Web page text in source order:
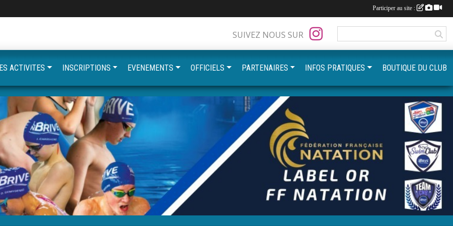
SUIVEZ NOUS SUR
ACTIVITES INSCRIPTIONS EVENEMENTS OFFICIELS PARTENAIRES INFOS PRATIQUES BOUTIQUE DU CLUB
Participer au site :